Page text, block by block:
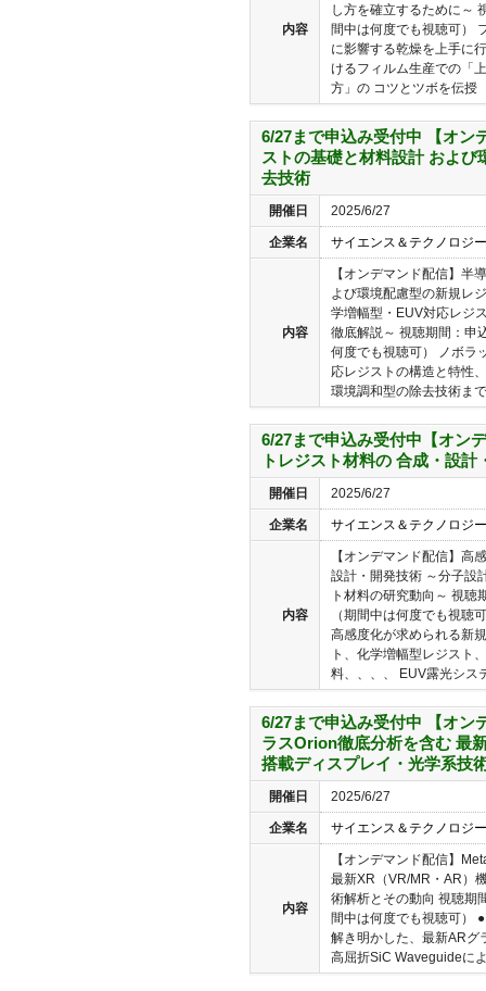
内容
し方を確立するために～
間中は何度でも視聴可）
に影響する乾燥を上手に
けるフィルム生産での「
方」の コツとツボを伝授
6/27まで申込み受付中 【オン
ストの基礎と材料設計 およ
去技術
開催日 2025/6/27
企業名 サイエンス＆テクノロジ
内容
【オンデマンド配信】半
よび環境配慮型の新規レ
学増幅型・EUV対応レジ
徹底解説～ 視聴期間：申
何度でも視聴可） ノボラ
応レジストの構造と特性
環境調和型の除去技術ま
6/27まで申込み受付中【オン
トレジスト材料の 合成・設計
開催日 2025/6/27
企業名 サイエンス＆テクノロジ
内容
【オンデマンド配信】高
設計・開発技術 ～分子設
ト材料の研究動向～ 視聴
（期間中は何度でも視聴
高感度化が求められる新
ト、化学増幅型レジスト
料、、、、 EUV露光シス
6/27まで申込み受付中 【オン
ラスOrion徹底分析を含む 最
搭載ディスプレイ・光学系技
開催日 2025/6/27
企業名 サイエンス＆テクノロジ
内容
【オンデマンド配信】
最新XR（VR/MR・AR）
術解析とその動向 視聴期
間中は何度でも視聴可）
解き明かした、最新ARグ
高屈折SiC Waveguideに